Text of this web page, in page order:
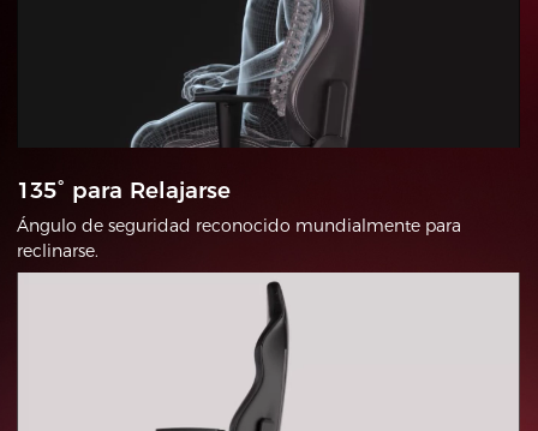
135° para Relajarse
Ángulo de seguridad reconocido mundialmente para
reclinarse.